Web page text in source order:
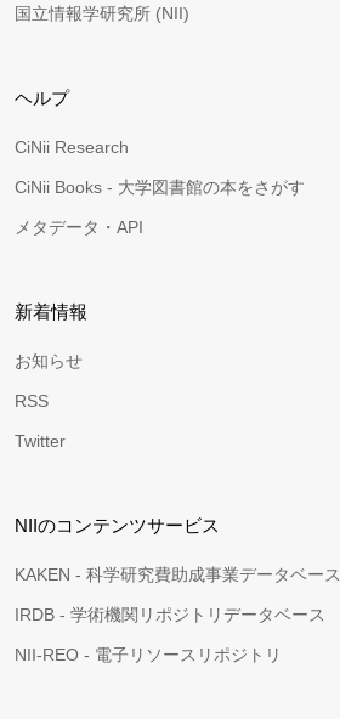
国立情報学研究所 (NII)
ヘルプ
CiNii Research
CiNii Books - 大学図書館の本をさがす
メタデータ・API
新着情報
お知らせ
RSS
Twitter
NIIのコンテンツサービス
KAKEN - 科学研究費助成事業データベース
IRDB - 学術機関リポジトリデータベース
NII-REO - 電子リソースリポジトリ